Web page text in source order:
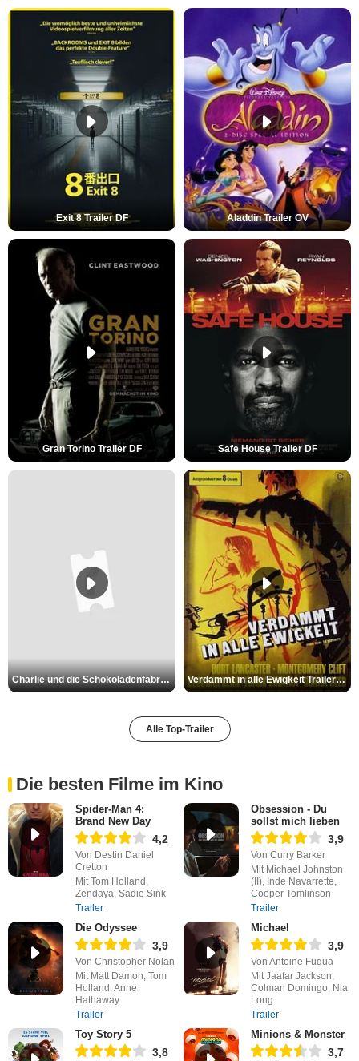
Exit 8 Trailer DF Aladdin Trailer OV
Gran Torino Trailer DF Safe House Trailer DF
Charlie und die Schokoladenfabrik Trailer OV Verdammt in alle Ewigkeit Trailer OV
Alle Top-Trailer
Die besten Filme im Kino
Spider-Man 4:
Brand New Day
4,2
Von Destin Daniel
Cretton
Mit Tom Holland,
Zendaya, Sadie Sink
Trailer
Obsession - Du
sollst mich lieben
3,9
Von Curry Barker
Mit Michael Johnston
(II), Inde Navarrette,
Cooper Tomlinson
Trailer
Die Odyssee
3,9
Von Christopher Nolan
Mit Matt Damon, Tom
Holland, Anne
Hathaway
Trailer
Michael
3,9
Von Antoine Fuqua
Mit Jaafar Jackson,
Colman Domingo, Nia
Long
Trailer
Toy Story 5
3,8
Minions & Monster
3,7